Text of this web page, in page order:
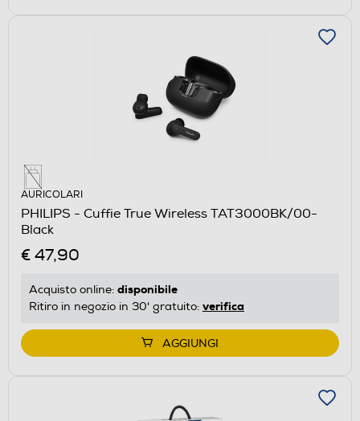
AURICOLARI
PHILIPS - Cuffie True Wireless TAT3000BK/00-
Black
€ 47,90
Acquisto online: disponibile
Ritiro in negozio in 30' gratuito: verifica
AGGIUNGI